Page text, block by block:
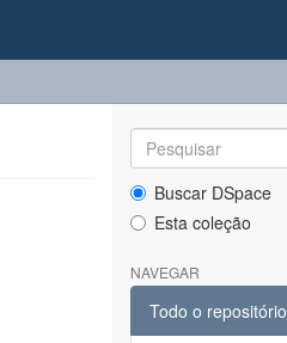
Buscar DSpace
Esta coleção
NAVEGAR
Todo o repositório